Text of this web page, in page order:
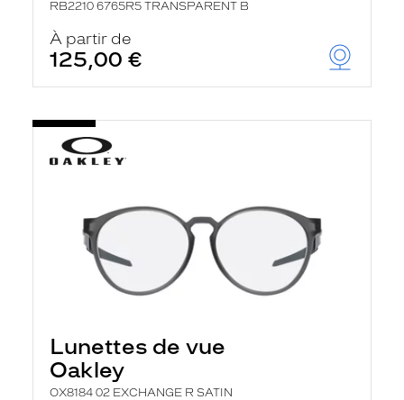
RB2210 6765R5 TRANSPARENT B
À partir de
125,00 €
Lunettes de vue
Oakley
OX8184 02 EXCHANGE R SATIN